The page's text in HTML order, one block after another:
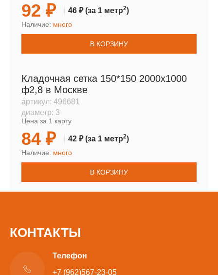
92 ₽ 46 ₽(за 1 метр2)
Наличие: много
В КОРЗИНУ
Кладочная сетка 150*150 2000х1000
ф2,8 в Москве
артикул: 496681
диаметр: 3
Цена за 1 карту
84 ₽ 42 ₽(за 1 метр2)
Наличие: много
В КОРЗИНУ
КОНТАКТЫ
Телефон
+7 (962)567-23-05